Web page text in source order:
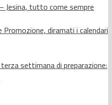
Jesina, tutto come sempre
Promozione, diramati i calendari
settimana di preparazione: